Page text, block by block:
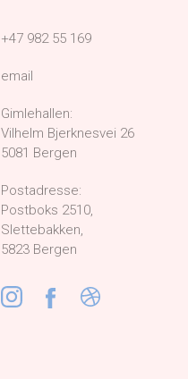
+47 982 55 169
email
Gimlehallen:
Vilhelm Bjerknesvei 26
5081 Bergen
Postadresse:
Postboks 2510,
Slettebakken,
5823 Bergen